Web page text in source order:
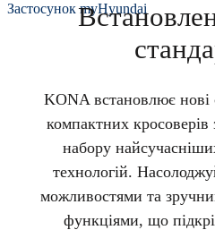
Застосунок myHyundai
KONA встановлює нові
компактних
набору
технологій.
можливостями та
функціями, що